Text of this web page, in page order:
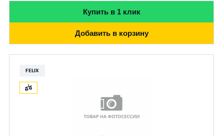
Купить в 1 клик
Добавить в корзину
FELIX